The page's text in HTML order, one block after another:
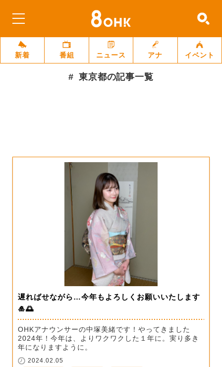
新着 番組 ニュース アナ イベント
東京都の記事一覧
遅ればせながら…今年もよろしくお願いいたします
🎍🌅
OHKアナウンサーの中塚美緒です！やってきました
2024年！今年は、よりワクワクした１年に。実り多き
年になりますように。
2024.02.05